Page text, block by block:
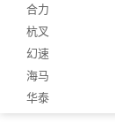
合力
杭叉
幻速
海马
华泰